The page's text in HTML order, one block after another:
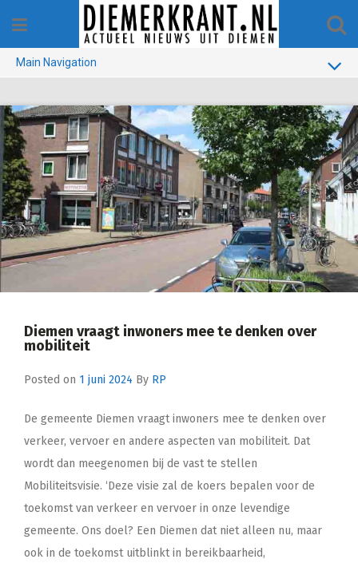
content
Main Navigation
GEMEENTE
1970-1990
VERKIEZINGEN
COLOFON
Diemen vraagt inwoners mee te denken over
mobiliteit
Posted on 1 juni 2024 By RP
De gemeente Diemen vraagt inwoners mee te denken over
verkeer, vervoer en andere aspecten van mobiliteit. Dat
wordt dan meegenomen bij de vast te stellen
Mobiliteitsvisie. ‘Deze visie zal de koers bepalen voor de
toekomst van verkeer en vervoer in onze levendige
gemeente. Ons doel? Een Diemen dat niet alleen nu, maar
ook in de toekomst uitblinkt in bereikbaarheid,